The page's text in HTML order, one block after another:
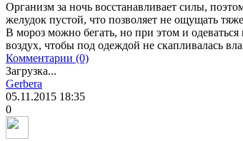
Организм за ночь восстанавливает силы,
желудок пустой, что позволяет не ощущать
В мороз можно бегать, но при этом и
воздух, чтобы под одеждой не скапливалась
Комментарии (0)
Загрузка...
Gerbera
05.11.2015 18:35
0